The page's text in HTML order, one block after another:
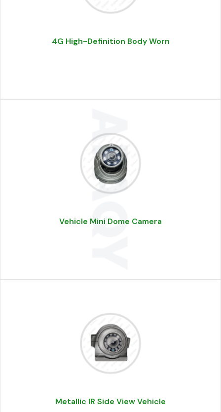
4G High-Definition Body Worn
Vehicle Mini Dome Camera
Metallic IR Side View Vehicle